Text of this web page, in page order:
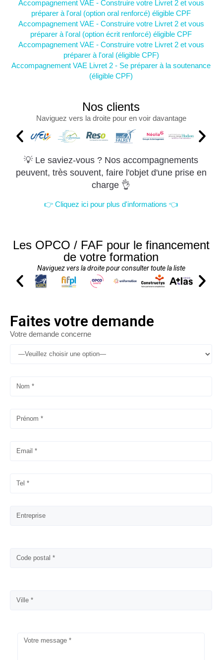
Accompagnement VAE - Construire votre Livret 2 et vous
préparer à l'oral (option oral renforcé) éligible CPF
Accompagnement VAE - Construire votre Livret 2 et vous
préparer à l'oral (option écrit renforcé) éligible CPF
Accompagnement VAE - Construire votre Livret 2 et vous
préparer à l'oral (éligible CPF)
Accompagnement VAE Livret 2 - Se préparer à la soutenance
(éligible CPF)
Nos clients
Naviguez vers la droite pour en voir davantage
💡 Le saviez-vous ? Nos accompagnements
peuvent, très souvent, faire l'objet d'une prise en
charge 👌
👉 Cliquez ici pour plus d'informations 👈
Les OPCO / FAF pour le financement
de votre formation
Naviguez vers la droite pour consulter toute la liste
Faites votre demande
Votre demande concerne